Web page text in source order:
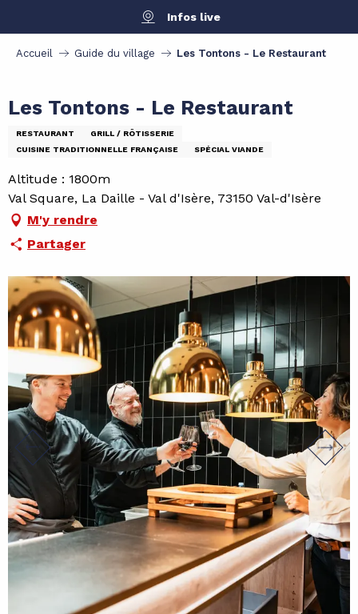
contenu
Infos live
Accueil Guide du village Les Tontons - Le Restaurant
Les Tontons - Le Restaurant
RESTAURANT
GRILL / RÔTISSERIE
CUISINE TRADITIONNELLE FRANÇAISE
SPÉCIAL VIANDE
Altitude : 1800m
Val Square, La Daille - Val d'Isère, 73150 Val-d'Isère
M'y rendre
Partager